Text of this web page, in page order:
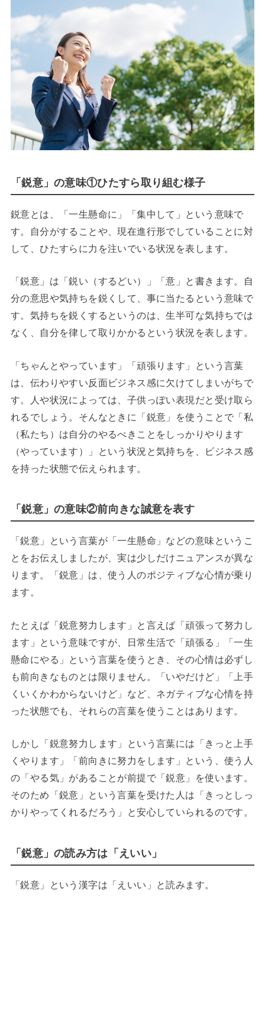
「鋭意」の意味①ひたすら取り組む様子
鋭意とは、「一生懸命に」「集中して」という意味で
す。自分がすることや、現在進行形でしていることに対
して、ひたすらに力を注いでいる状況を表します。
「鋭意」は「鋭い（するどい）」「意」と書きます。自
分の意思や気持ちを鋭くして、事に当たるという意味で
す。気持ちを鋭くするというのは、生半可な気持ちでは
なく、自分を律して取りかかるという状況を表します。
「ちゃんとやっています」「頑張ります」という言葉
は、伝わりやすい反面ビジネス感に欠けてしまいがちで
す。人や状況によっては、子供っぽい表現だと受け取ら
れるでしょう。そんなときに「鋭意」を使うことで「私
（私たち）は自分のやるべきことをしっかりやります
（やっています）」という状況と気持ちを、ビジネス感
を持った状態で伝えられます。
「鋭意」の意味②前向きな誠意を表す
「鋭意」という言葉が「一生懸命」などの意味というこ
とをお伝えしましたが、実は少しだけニュアンスが異な
ります。「鋭意」は、使う人のポジティブな心情が乗り
ます。
たとえば「鋭意努力します」と言えば「頑張って努力し
ます」という意味ですが、日常生活で「頑張る」「一生
懸命にやる」という言葉を使うとき、その心情は必ずし
も前向きなものとは限りません。「いやだけど」「上手
くいくかわからないけど」など、ネガティブな心情を持
った状態でも、それらの言葉を使うことはあります。
しかし「鋭意努力します」という言葉には「きっと上手
くやります」「前向きに努力をします」という、使う人
の「やる気」があることが前提で「鋭意」を使います。
そのため「鋭意」という言葉を受けた人は「きっとしっ
かりやってくれるだろう」と安心していられるのです。
「鋭意」の読み方は「えいい」
「鋭意」という漢字は「えいい」と読みます。